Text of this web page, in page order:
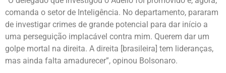
comanda o setor de Inteligência. No departamento, pararam
de investigar crimes de grande potencial para dar início a
uma perseguição implacável contra mim. Querem dar um
golpe mortal na direita. A direita [brasileira] tem lideranças,
mas ainda falta amadurecer”, opinou Bolsonaro.